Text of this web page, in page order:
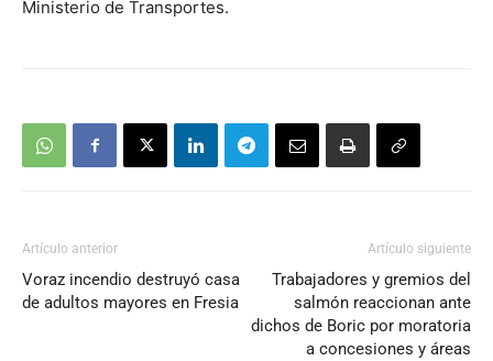
Ministerio de Transportes.
Artículo anterior
Voraz incendio destruyó casa
de adultos mayores en Fresia
Artículo siguiente
Trabajadores y gremios del
salmón reaccionan ante
dichos de Boric por moratoria
a concesiones y áreas